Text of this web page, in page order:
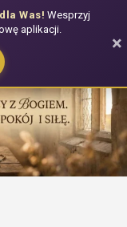
Was! Wesprzyj
aplikacji.
×